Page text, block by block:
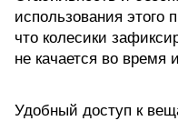
использования этого
что колесики
не качается во время
Удобный доступ к